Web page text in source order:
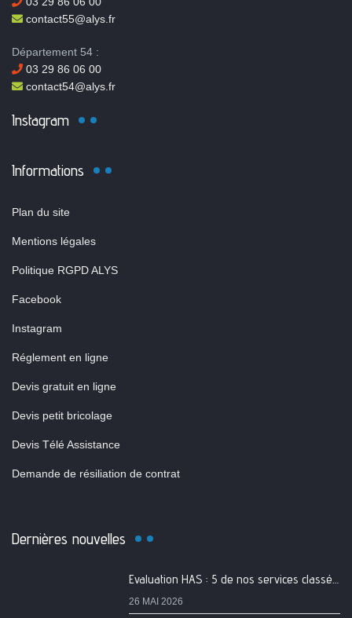
contact55@alys.fr
Département 54 :
03 29 86 06 00
contact54@alys.fr
Instagram
Informations
Plan du site
Mentions légales
Politique RGPD ALYS
Facebook
Instagram
Réglement en ligne
Devis gratuit en ligne
Devis petit bricolage
Devis Télé Assistance
Demande de résiliation de contrat
Dernières nouvelles
26 MAI 2026